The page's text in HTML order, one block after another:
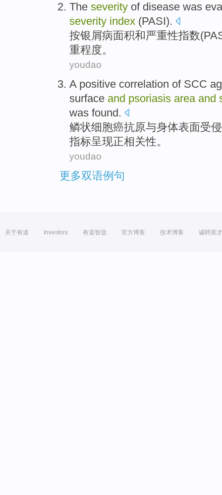
The severity of disease was
severity index (PASI).
按银屑病面积和严重性指数(
重程度。
youdao
A positive correlation of SCC ag
surface and psoriasis area and
was found.
鳞状细胞癌抗原与身体表面受
指标呈现正相关性。
youdao
更多双语例句
关于有道 Investors 有道智选 官方博客 技术博客 诚聘英才